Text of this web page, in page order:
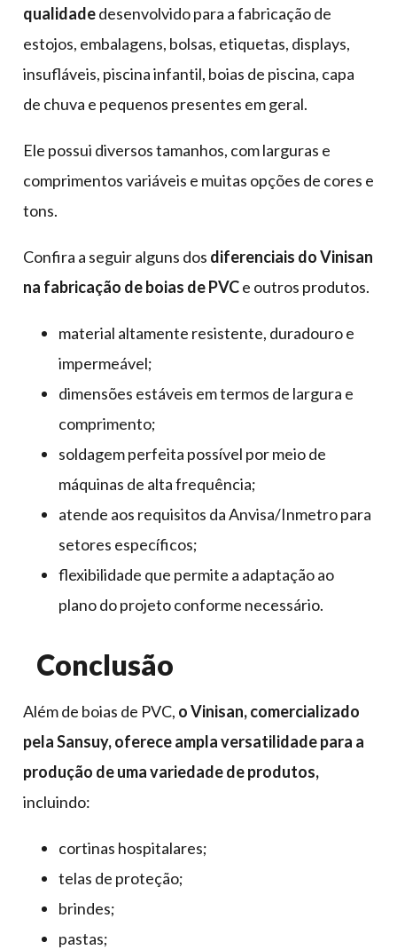
qualidadedesenvolvido para a fabricação de
estojos, embalagens, bolsas, etiquetas, displays,
insufláveis, piscina infantil, boias de piscina, capa
de chuva e pequenos presentes em geral.
Ele possui diversos tamanhos, com larguras e
comprimentos variáveis e muitas opções de cores e
tons.
Confira a seguir alguns dos diferenciais do Vinisan
na fabricação de boias de PVCe outros produtos.
material altamente resistente, duradouro e
impermeável;
dimensões estáveis em termos de largura e
comprimento;
soldagem perfeita possível por meio de
máquinas de alta frequência;
atende aos requisitos da Anvisa/Inmetro para
setores específicos;
flexibilidade que permite a adaptação ao
plano do projeto conforme necessário.
Conclusão
Além de boias de PVC, o Vinisan, comercializado
pela Sansuy, oferece ampla versatilidade para a
produção de uma variedade de produtos,
incluindo:
cortinas hospitalares;
telas de proteção;
brindes;
pastas;